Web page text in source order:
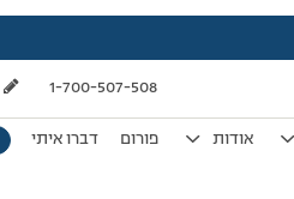
1-700-507-508
אודות פורום דברו איתי